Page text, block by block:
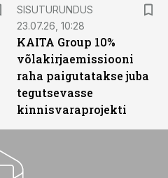
SISUTURUNDUS
23.07.26, 10:28
KAITA Group 10%
võlakirjaemissiooni
raha paigutatakse juba
tegutsevasse
kinnisvaraprojekti